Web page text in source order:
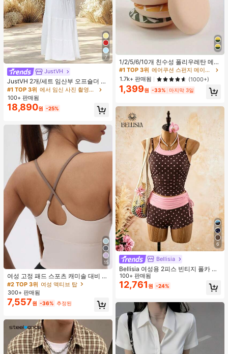
7
JustVH
JustVH 2개/세트 임산부 오프숄더 러
플 헴 크롭 탑과 플로잉 맥시 스커트
세트, 사진 촬영과 비치웨어에 적합한
봄 화이트 가을
#1 TOP 3위
에서 임신 사진 촬영용 의상
100+ 판매됨
18,890원 -25%
15
여성 고정 패드 스포츠 캐미솔 대비 색
상 신축성 요가 캐미 탑 여름
#2 TOP 3위 여성 액티브 탑
높은 재방문 고객
#2 TOP 3위 여성 액티브 탑
높은 재방문 고객
#2 TOP 3위 여성 액티브 탑
높은 재방문 고객
#2 TOP 3위
여성 액티브 탑
300+ 판매됨
7,557원 -36% 추정된
1/2/5/6/10개 친수성 폴리우레탄 메이
크업 스펀지 세트, 부드러운 파우더 퍼
프, 얼굴, 파운데이션 및 컨실러 블렌
딩 도구에 적합, 다기능 건식/습식 사
용, 유니섹스, 메이크업, 저렴한, 방 장
식, 화장대, 여행, 침실, 메이크업 액세
퍼프, 메이크업 스펀지, 저렴한, 스타
킹 스터퍼, 메이크업, 메이크업 도구,
저렴한 물건, 선물, 여성용 선물, 크리
스마스 선물, 경품, 여행, 저렴한 물건,
여행 필수품
높은 재방문 고객
#1 TOP 3위
에어쿠션 스펀지 메이크업 퍼프 & 스폰지
높은 재방문 고객
#1 TOP 3위
에어쿠션 스펀지 메이크업 퍼프 & 스폰지
높은 재방문 고객
#1 TOP 3위
에어쿠션 스펀지 메이크업 퍼프 & 스폰지
1.7k+ 판매됨 (1000+)
1,399원 -33% 마지막 3일
6
Bellisia
Bellisia 여성용 2피스 빈티지 폴카 도
트 프린트 스파게티 스트랩 탱크 탑 및
드로스트링 반바지 비키니 세트, 여름
해변 휴가에 적합
100+ 판매됨
12,761 원 -24%